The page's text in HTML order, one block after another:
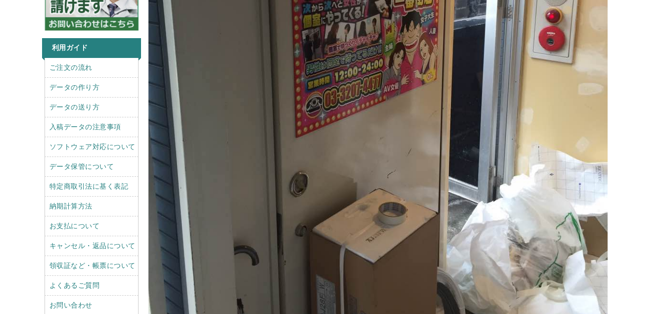
利用ガイド
r
ご注文の流れ
データの作り方
データの送り方
入稿データの注意事項
ソフトウェア対応について
データ保管について
特定商取引法に基く表記
納期計算方法
お支払について
キャンセル・返品について
領収証など・帳票について
よくあるご質問
お問い合わせ